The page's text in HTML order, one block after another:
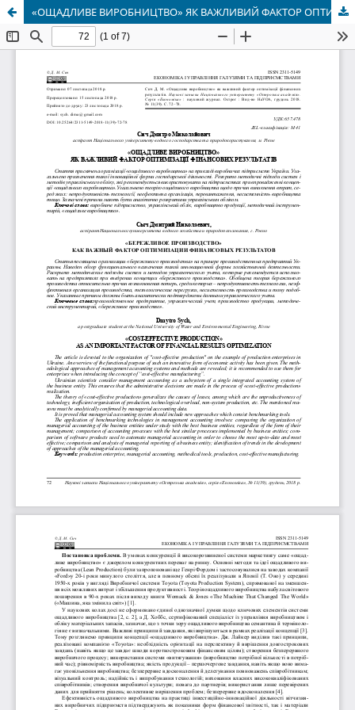
«ОЩАДЛИВЕ ВИРОБНИЦТВО» ЯК ВАЖЛИВИЙ ФАКТОР ОПТИМІЗАЦІЇ ФІНАНСОВИХ РЕЗУЛЬТАТІВ